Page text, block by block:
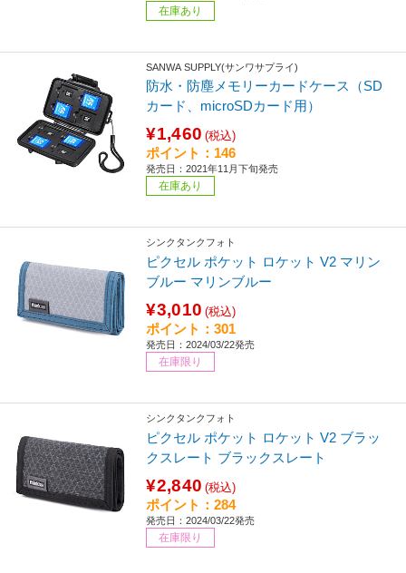
在庫あり
SANWA SUPPLY(サンワサプライ)
防水・防塵メモリーカードケース（SD
カード、microSDカード用）
¥1,460 (税込)
ポイント：146
発売日：2021年11月下旬発売
在庫あり
シンクタンクフォト
ピクセル ポケット ロケット V2 マリン
ブルー マリンブルー
¥3,010 (税込)
ポイント：301
発売日：2024/03/22発売
在庫限り
シンクタンクフォト
ピクセル ポケット ロケット V2 ブラッ
クスレート ブラックスレート
¥2,840 (税込)
ポイント：284
発売日：2024/03/22発売
在庫限り